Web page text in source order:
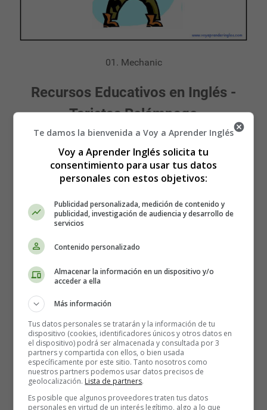
01. Mechanic
Recursos Educativos en Inglés -
Tarjetas Relámpago
Trabajos - Jobs
02. Dentist
Te damos la bienvenida a Voy a Aprender Inglés
Voy a Aprender Inglés solicita tu
consentimiento para usar tus datos
personales con estos objetivos:
Publicidad personalizada, medición de contenido y
publicidad, investigación de audiencia y desarrollo de
servicios
Contenido personalizado
Almacenar la información en un dispositivo y/o
acceder a ella
Más información
Tus datos personales se tratarán y la información de tu
dispositivo (cookies, identificadores únicos y otros datos en
el dispositivo) podrá ser almacenada y consultada por 3
partners y compartida con ellos, o bien usada
específicamente por este sitio. Tanto nosotros como
nuestros partners podemos usar datos precisos de
geolocalización. Lista de partners.
Es posible que algunos proveedores traten tus datos
personales en virtud de un interés legítimo, algo a lo que